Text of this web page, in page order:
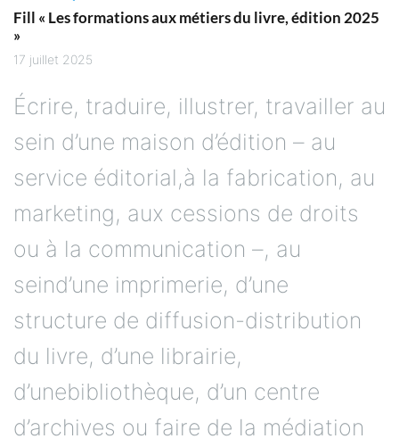
Fill « Les formations aux métiers du livre, édition 2025
»
17 juillet 2025
Écrire, traduire, illustrer, travailler au
sein d’une maison d’édition – au
service éditorial,à la fabrication, au
marketing, aux cessions de droits
ou à la communication –, au
seind’une imprimerie, d’une
structure de diffusion-distribution
du livre, d’une librairie,
d’unebibliothèque, d’un centre
d’archives ou faire de la médiation